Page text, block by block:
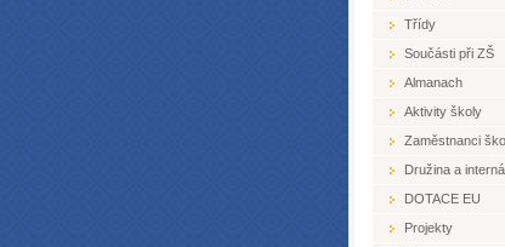
Třídy
Součásti při ZŠ
Almanach
Aktivity školy
Zaměstnanci
Družina a
DOTACE EU
Projekty